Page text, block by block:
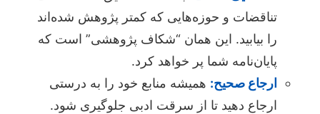
تناقضات و حوزه‌هایی که کمتر پژوهش شده‌اند
را بیابید. این همان “شکاف پژوهشی” است که
پایان‌نامه شما پر خواهد کرد.
ارجاع صحیح: همیشه منابع خود را به درستی
ارجاع دهید تا از سرقت ادبی جلوگیری شود.